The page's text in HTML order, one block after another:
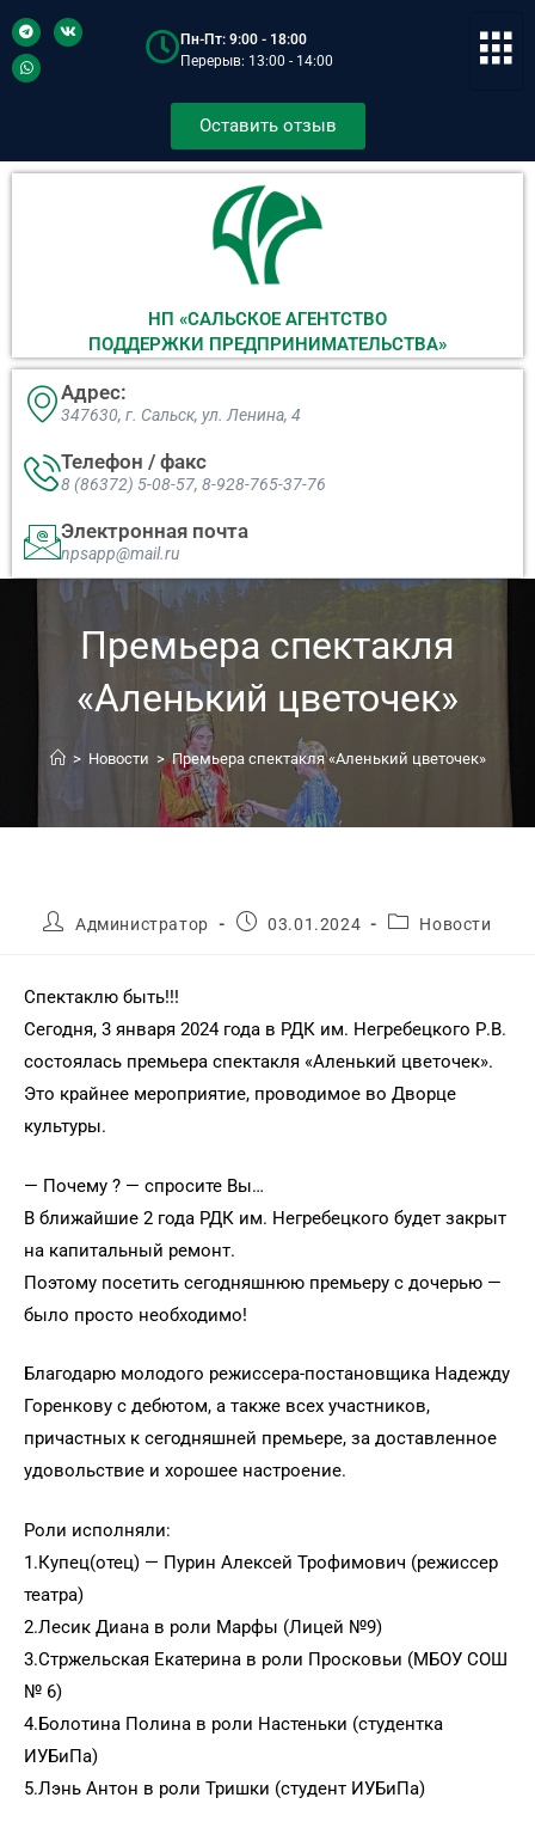
Пн-Пт: 9:00 - 18:00
Перерыв: 13:00 - 14:00
Оставить отзыв
НП «САЛЬСКОЕ АГЕНТСТВО
ПОДДЕРЖКИ ПРЕДПРИНИМАТЕЛЬСТВА»
Адрес:
347630, г. Сальск, ул. Ленина, 4​
Телефон / факс
8 (86372) 5-08-57, 8-928-765-37-76
Электронная почта
npsapp@mail.ru
Премьера спектакля
«Аленький цветочек»
> Новости > Премьера спектакля «Аленький цветочек»
Администратор 03.01.2024 Новости
Спектаклю быть!!!
Сегодня, 3 января 2024 года в РДК им. Негребецкого Р.В.
состоялась премьера спектакля «Аленький цветочек».
Это крайнее мероприятие, проводимое во Дворце
культуры.
— Почему ? — спросите Вы…
В ближайшие 2 года РДК им. Негребецкого будет закрыт
на капитальный ремонт.
Поэтому посетить сегодняшнюю премьеру с дочерью —
было просто необходимо!
Благодарю молодого режиссера-постановщика Надежду
Горенкову с дебютом, а также всех участников,
причастных к сегодняшней премьере, за доставленное
удовольствие и хорошее настроение.
Роли исполняли:
1.Купец(отец) — Пурин Алексей Трофимович (режиссер
театра)
2.Лесик Диана в роли Марфы (Лицей №9)
3.Стржельская Екатерина в роли Просковьи (МБОУ СОШ
№ 6)
4.Болотина Полина в роли Настеньки (студентка
ИУБиПа)
5.Лэнь Антон в роли Тришки (студент ИУБиПа)